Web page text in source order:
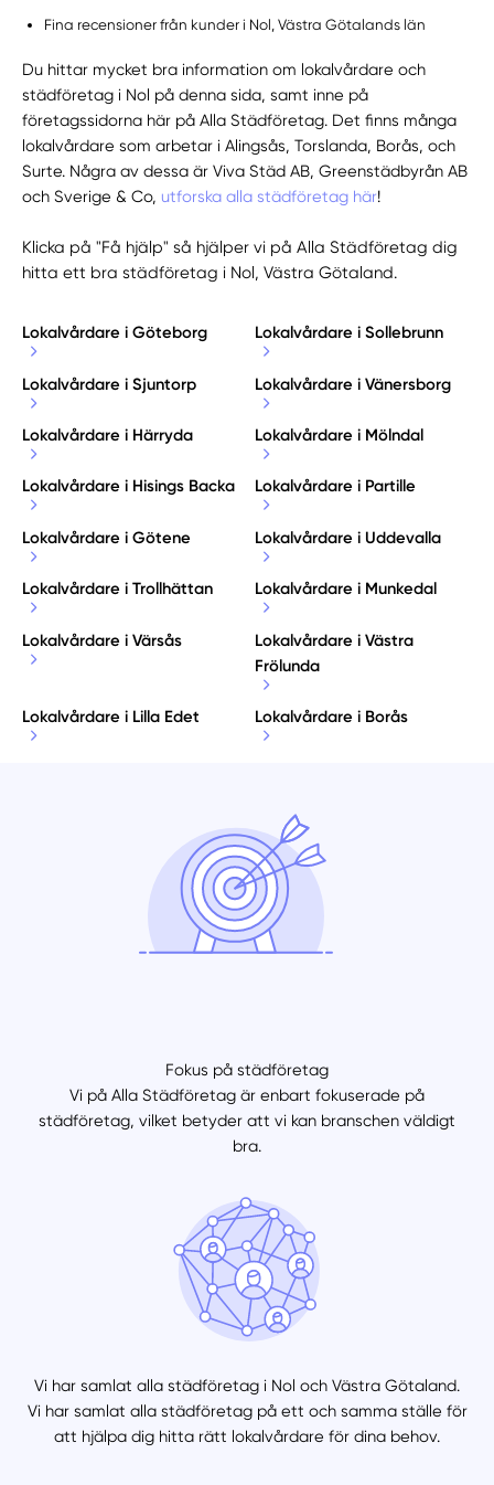
Fina recensioner från kunder i Nol, Västra Götalands län
Du hittar mycket bra information om lokalvårdare och
städföretag i Nol på denna sida, samt inne på
företagssidorna här på Alla Städföretag. Det finns många
lokalvårdare som arbetar i Alingsås, Torslanda, Borås, och
Surte. Några av dessa är Viva Städ AB, Greenstädbyrån AB
och Sverige & Co, utforska alla städföretag här!
Klicka på "Få hjälp" så hjälper vi på Alla Städföretag dig
hitta ett bra städföretag i Nol, Västra Götaland.
Lokalvårdare i Göteborg Lokalvårdare i Sollebrunn
Lokalvårdare i Sjuntorp Lokalvårdare i Vänersborg
Lokalvårdare i Härryda Lokalvårdare i Mölndal
Lokalvårdare i Hisings Backa Lokalvårdare i Partille
Lokalvårdare i Götene Lokalvårdare i Uddevalla
Lokalvårdare i Trollhättan Lokalvårdare i Munkedal
Lokalvårdare i Värsås
Lokalvårdare i Västra
Frölunda
Lokalvårdare i Lilla Edet Lokalvårdare i Borås
Fokus på städföretag
Vi på Alla Städföretag är enbart fokuserade på
städföretag, vilket betyder att vi kan branschen väldigt
bra.
Vi har samlat alla städföretag i Nol och Västra Götaland.
Vi har samlat alla städföretag på ett och samma ställe för
att hjälpa dig hitta rätt lokalvårdare för dina behov.